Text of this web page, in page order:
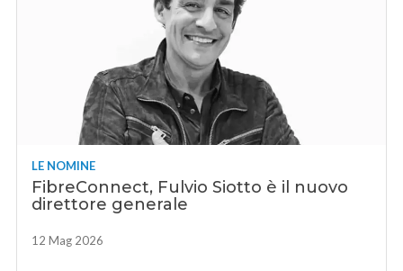
LE NOMINE
FibreConnect, Fulvio Siotto è il nuovo
direttore generale
12 Mag 2026